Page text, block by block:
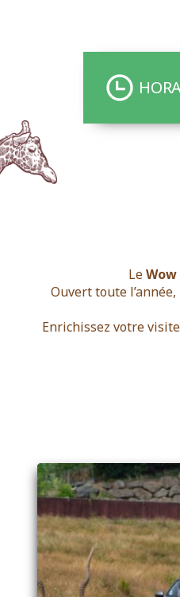
Le
Ouvert toute
Enrichissez votre